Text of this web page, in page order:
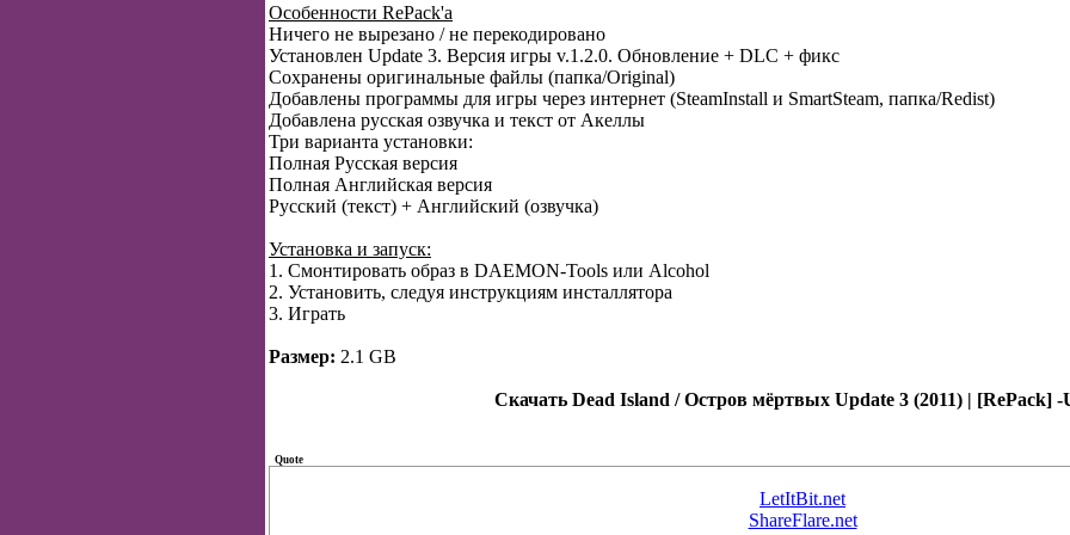
Особенности RePack'a
Ничего не вырезано / не перекодировано
Установлен Update 3. Версия игры v.1.2.0. Обновление + DLC + фикс
Сохранены оригинальные файлы (папка/Original)
Добавлены программы для игры через интернет (SteamInstall и SmartSteam, папка/Redist)
Добавлена русская озвучка и текст от Акеллы
Три варианта установки:
Полная Русская версия
Полная Английская версия
Русский (текст) + Английский (озвучка)
Установка и запуск:
1. Смонтировать образ в DAEMON-Tools или Alcohol
2. Установить, следуя инструкциям инсталлятора
3. Играть
Размер: 2.1 GB
Скачать Dead Island / Остров мёртвых Update 3 (2011) | [RePack] -
Quote
LetItBit.net
ShareFlare.net